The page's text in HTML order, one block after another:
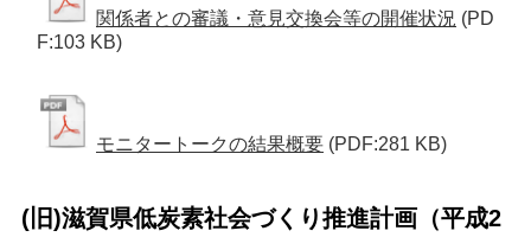
関係者との審議・意見交換会等の開催状況 (PD
F:103 KB)
モニタートークの結果概要 (PDF:281 KB)
(旧)滋賀県低炭素社会づくり推進計画（平成2